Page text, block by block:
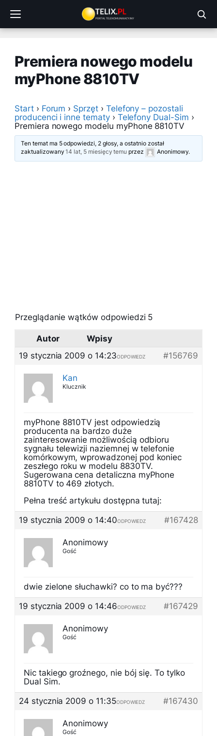
treści
Premiera nowego modelu
myPhone 8810TV
Start › Forum › Sprzęt › Telefony – pozostali
producenci i inne tematy › Telefony Dual-Sim ›
Premiera nowego modelu myPhone 8810TV
Ten temat ma 5 odpowiedzi, 2 głosy, a ostatnio został
zaktualizowany14 lat, 5 miesięcy temu przez Anonimowy.
Przeglądanie wątków odpowiedzi 5
Autor
Wpisy
19 stycznia 2009 o 14:23
#156769
ODPOWIEDZ
Kan
Klucznik
myPhone 8810TV jest odpowiedzią
producenta na bardzo duże
zainteresowanie możliwością odbioru
sygnału telewizji naziemnej w telefonie
komórkowym, wprowadzonej pod koniec
zeszłego roku w modelu 8830TV.
Sugerowana cena detaliczna myPhone
8810TV to 469 złotych.
Pełna treść artykułu dostępna tutaj:
19 stycznia 2009 o 14:40
#167428
ODPOWIEDZ
Anonimowy
Gość
dwie zielone słuchawki? co to ma być???
19 stycznia 2009 o 14:46
#167429
ODPOWIEDZ
Anonimowy
Gość
Nic takiego groźnego, nie bój się. To tylko
Dual Sim.
24 stycznia 2009 o 11:35
#167430
ODPOWIEDZ
Anonimowy
Gość